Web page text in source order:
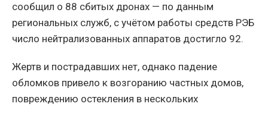
сообщил о 88 сбитых дронах — по данным
региональных служб, с учётом работы средств РЭБ
число нейтрализованных аппаратов достигло 92.
Жертв и пострадавших нет, однако падение
обломков привело к возгоранию частных домов,
повреждению остекления в нескольких